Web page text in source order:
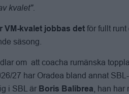
kvalet".
VM-kvalet jobbas det för fullt
säsong.
om att coacha rumänska
27 har Oradea bland annat
i SBL är Boris Balibrea , han